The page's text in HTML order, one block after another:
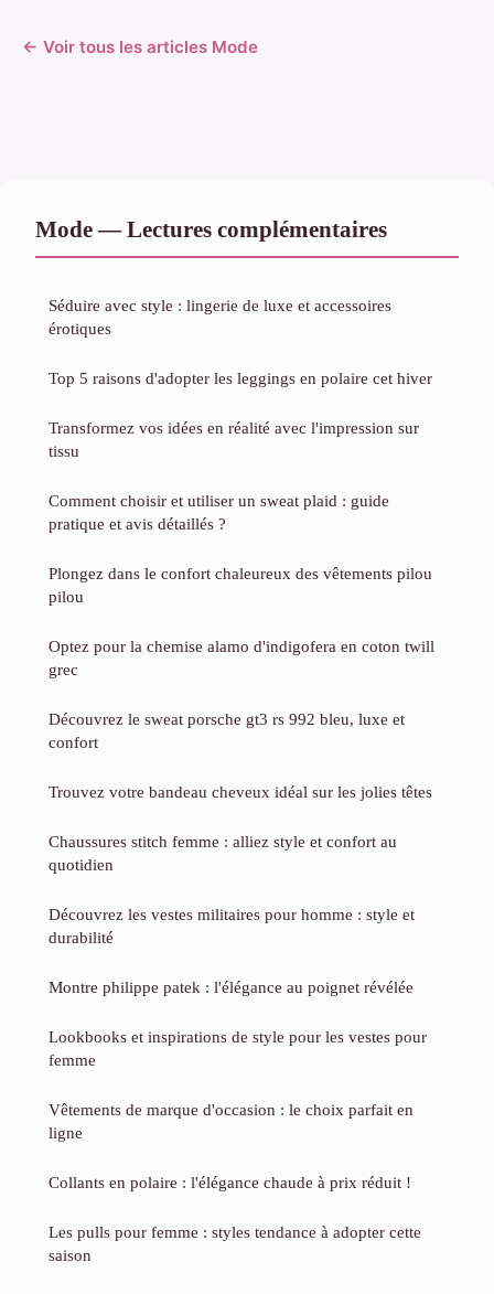
← Voir tous les articles Mode
Mode — Lectures complémentaires
Séduire avec style : lingerie de luxe et accessoires
érotiques
Top 5 raisons d'adopter les leggings en polaire cet hiver
Transformez vos idées en réalité avec l'impression sur
tissu
Comment choisir et utiliser un sweat plaid : guide
pratique et avis détaillés ?
Plongez dans le confort chaleureux des vêtements pilou
pilou
Optez pour la chemise alamo d'indigofera en coton twill
grec
Découvrez le sweat porsche gt3 rs 992 bleu, luxe et
confort
Trouvez votre bandeau cheveux idéal sur les jolies têtes
Chaussures stitch femme : alliez style et confort au
quotidien
Découvrez les vestes militaires pour homme : style et
durabilité
Montre philippe patek : l'élégance au poignet révélée
Lookbooks et inspirations de style pour les vestes pour
femme
Vêtements de marque d'occasion : le choix parfait en
ligne
Collants en polaire : l'élégance chaude à prix réduit !
Les pulls pour femme : styles tendance à adopter cette
saison